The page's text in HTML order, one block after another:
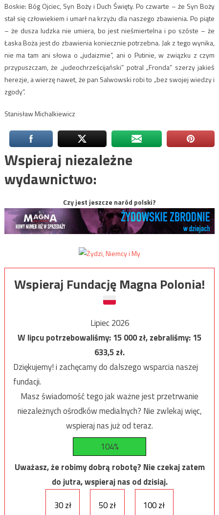
Boskie: Bóg Ojciec, Syn Boży i Duch Święty. Po czwarte – że Syn Boży
stał się człowiekiem i umarł na krzyżu dla naszego zbawienia. Po piąte
– że dusza ludzka nie umiera, bo jest nieśmiertelna i po szóste – że
Łaska Boża jest do zbawienia koniecznie potrzebna. Jak z tego wynika,
nie ma tam ani słowa o „judaizmie”, ani o Putinie, w związku z czym
przypuszczam, że „judeochrześcijański” potral „Fronda” szerzy jakieś
herezje, a wierzę nawet, że pan Salwowski robi to „bez swojej wiedzy i
zgody”.
Stanisław Michalkiewicz
Wspieraj niezależne
wydawnictwo:
Czy jest jeszcze naród polski?
Wspieraj Fundację Magna Polonia!
Lipiec 2026
W lipcu potrzebowaliśmy:15 000zł, zebraliśmy:15
633,5zł.
Dziękujemy! i zachęcamy do dalszego wsparcia naszej
fundacji.
Masz świadomość tego jak ważne jest przetrwanie
niezależnych ośrodków medialnych? Nie zwlekaj więc,
wspieraj nas już od teraz.
104%
Uważasz, że robimy dobrą robotę? Nie czekaj zatem
do jutra, wspieraj nas od dzisiaj.
30 zł
50 zł 100 zł